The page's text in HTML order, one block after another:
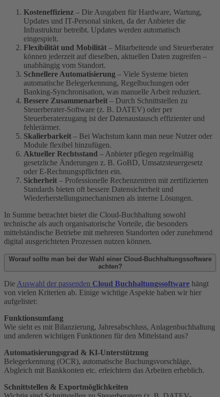
Kosteneffizienz – Die Ausgaben für Hardware, Wartung,
Updates und IT-Personal sinken, da der Anbieter die
Infrastruktur betreibt. Updates werden automatisch
eingespielt.
Flexibilität und Mobilität – Mitarbeitende und Steuerberater
können jederzeit auf dieselben, aktuellen Daten zugreifen –
unabhängig vom Standort.
Schnellere Automatisierung – Viele Systeme bieten
automatische Belegerkennung, Regelbuchungen oder
Banking-Synchronisation, was manuelle Arbeit reduziert.
Bessere Zusammenarbeit – Durch Schnittstellen zu
Steuerberater-Software (z. B. DATEV) oder per
Steuerberaterzugang ist der Datenaustausch effizienter und
fehlerärmer.
Skalierbarkeit – Bei Wachstum kann man neue Nutzer oder
Module flexibel hinzufügen.
Aktueller Rechtsstand – Anbieter pflegen regelmäßig
gesetzliche Änderungen z. B. GoBD, Umsatzsteuergesetz
oder E-Rechnungspflichten ein.
Sicherheit – Professionelle Rechenzentren mit zertifizierten
Standards bieten oft bessere Datensicherheit und
Wiederherstellungsmechanismen als interne Lösungen.
In Summe betrachtet bietet die Cloud-Buchhaltung sowohl
technische als auch organisatorische Vorteile, die besonders
mittelständische Betriebe mit mehreren Standorten oder zunehmend
digital ausgerichteten Prozessen nutzen können.
Worauf sollte man bei der Wahl einer Cloud-Buchhaltungssoftware
achten?
Die Auswahl der passenden Cloud Buchhaltungssoftware hängt
von vielen Kriterien ab. Einige wichtige Aspekte haben wir hier
aufgelistet:
Funktionsumfang
Wie sieht es mit Bilanzierung, Jahresabschluss, Anlagenbuchhaltung
und anderen wichtigen Funktionen für den Mittelstand aus?
Automatisierungsgrad & KI-Unterstützung
Belegerkennung (OCR), automatische Buchungsvorschläge,
Abgleich mit Bankkonten etc. erleichtern das Arbeiten erheblich.
Schnittstellen & Exportmöglichkeiten